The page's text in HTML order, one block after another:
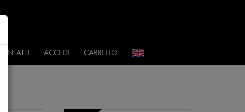
CONTATTI ACCEDI CARRELLO